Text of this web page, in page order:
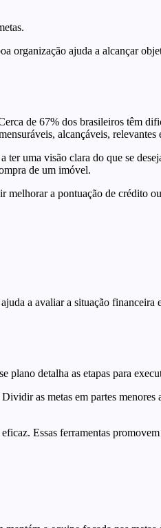
ajuda a alcançar
de 67% dos brasileiros têm
alcançáveis, relevantes
uma visão clara do que se
de um imóvel.
a pontuação de crédito
ajuda a avaliar a situação
plano detalha as etapas para
as metas em partes
eficaz. Essas ferramentas